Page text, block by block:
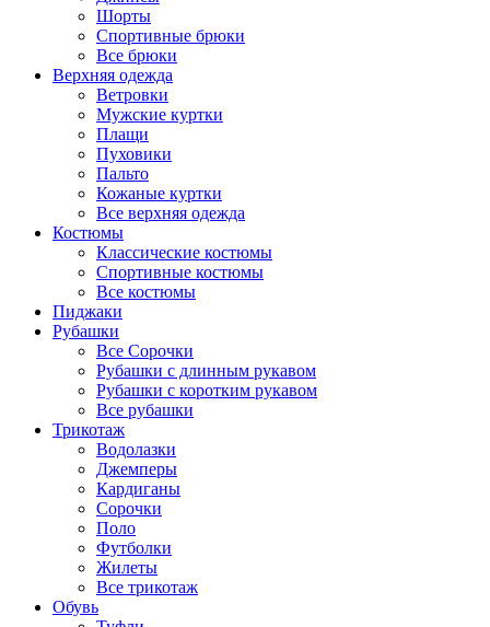
Шорты
Спортивные брюки
Все брюки
Верхняя одежда
Ветровки
Мужские куртки
Плащи
Пуховики
Пальто
Кожаные куртки
Все верхняя одежда
Костюмы
Классические костюмы
Спортивные костюмы
Все костюмы
Пиджаки
Рубашки
Все Сорочки
Рубашки с длинным рукавом
Рубашки с коротким рукавом
Все рубашки
Трикотаж
Водолазки
Джемперы
Кардиганы
Сорочки
Поло
Футболки
Жилеты
Все трикотаж
Обувь